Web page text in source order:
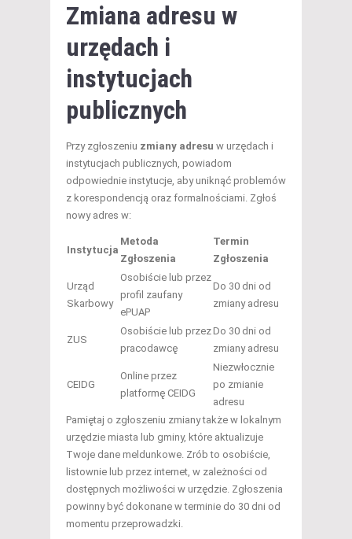
Zmiana adresu w
urzędach i
instytucjach
publicznych
Przy zgłoszeniu zmiany adresu w urzędach i
instytucjach publicznych, powiadom
odpowiednie instytucje, aby uniknąć problemów
z korespondencją oraz formalnościami. Zgłoś
nowy adres w:
Instytucja
Metoda
Zgłoszenia
Termin
Zgłoszenia
Urząd
Skarbowy
Osobiście lub przez
profil zaufany
ePUAP
Do 30 dni od
zmiany adresu
ZUS
Osobiście lub przez
pracodawcę
Do 30 dni od
zmiany adresu
CEIDG
Online przez
platformę CEIDG
Niezwłocznie
po zmianie
adresu
Pamiętaj o zgłoszeniu zmiany także w lokalnym
urzędzie miasta lub gminy, które aktualizuje
Twoje dane meldunkowe. Zrób to osobiście,
listownie lub przez internet, w zależności od
dostępnych możliwości w urzędzie. Zgłoszenia
powinny być dokonane w terminie do 30 dni od
momentu przeprowadzki.